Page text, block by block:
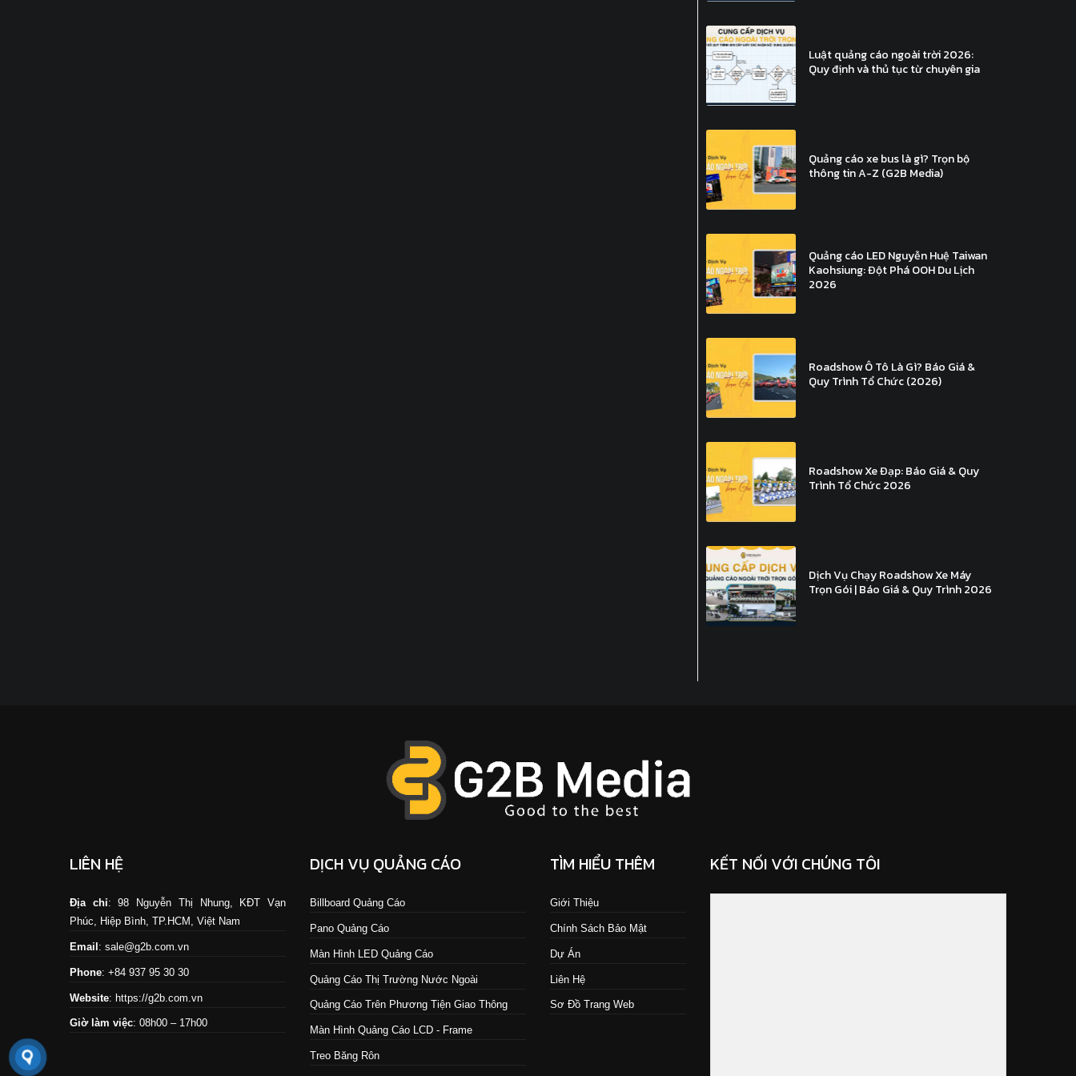
Luật quảng cáo ngoài trời 2026:
Quy định và thủ tục từ chuyên gia
Quảng cáo xe bus là gì? Trọn bộ
thông tin A-Z (G2B Media)
Quảng cáo LED Nguyễn Huệ Taiwan
Kaohsiung: Đột Phá OOH Du Lịch
2026
Roadshow Ô Tô Là Gì? Báo Giá &
Quy Trình Tổ Chức (2026)
Roadshow Xe Đạp: Báo Giá & Quy
Trình Tổ Chức 2026
Dịch Vụ Chạy Roadshow Xe Máy
Trọn Gói | Báo Giá & Quy Trình 2026
LIÊN HỆ
Địa chỉ: 98 Nguyễn Thị Nhung, KĐT Vạn
Phúc, Hiệp Bình, TP.HCM, Việt Nam
Email : sale@g2b.com.vn
Phone: +84 937 95 30 30
Website: https://g2b.com.vn
Giờ làm việc: 08h00 – 17h00
DỊCH VỤ QUẢNG CÁO
Billboard Quảng Cáo
Pano Quảng Cáo
Màn Hình LED Quảng Cáo
Quảng Cáo Thị Trường Nước Ngoài
Quảng Cáo Trên Phương Tiện Giao Thông
Màn Hình Quảng Cáo LCD - Frame
Treo Băng Rôn
TÌM HIỂU THÊM
Giới Thiệu
Chính Sách Bảo Mật
Dự Án
Liên Hệ
Sơ Đồ Trang Web
KẾT NỐI VỚI CHÚNG TÔI